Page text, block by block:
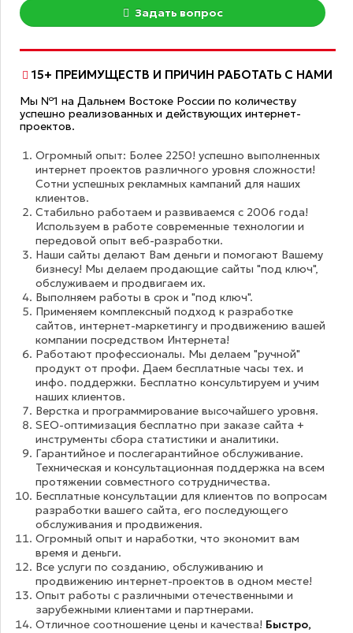
Задать вопрос
15+ ПРЕИМУЩЕСТВ И ПРИЧИН РАБОТАТЬ С НАМИ
Мы №1 на Дальнем Востоке России по количеству
успешно реализованных и действующих интернет-
проектов.
Огромный опыт: Более 2250! успешно выполненных
интернет проектов различного уровня сложности!
Сотни успешных рекламных кампаний для наших
клиентов.
Стабильно работаем и развиваемся с 2006 года!
Используем в работе современные технологии и
передовой опыт веб-разработки.
Наши сайты делают Вам деньги и помогают Вашему
бизнесу! Мы делаем продающие сайты "под ключ",
обслуживаем и продвигаем их.
Выполняем работы в срок и "под ключ".
Применяем комплексный подход к разработке
сайтов, интернет-маркетингу и продвижению вашей
компании посредством Интернета!
Работают профессионалы. Мы делаем "ручной"
продукт от профи. Даем бесплатные часы тех. и
инфо. поддержки. Бесплатно консультируем и учим
наших клиентов.
Верстка и программирование высочайшего уровня.
SEO-оптимизация бесплатно при заказе сайта +
инструменты сбора статистики и аналитики.
Гарантийное и послегарантийное обслуживание.
Техническая и консультационная поддержка на всем
протяжении совместного сотрудничества.
Бесплатные консультации для клиентов по вопросам
разработки вашего сайта, его последующего
обслуживания и продвижения.
Огромный опыт и наработки, что экономит вам
время и деньги.
Все услуги по созданию, обслуживанию и
продвижению интернет-проектов в одном месте!
Опыт работы с различными отечественными и
зарубежными клиентами и партнерами.
Отличное соотношение цены и качества! Быстро,